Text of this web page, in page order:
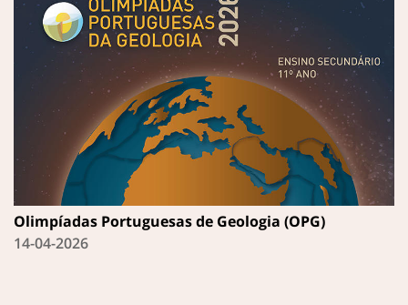
Olimpíadas Portuguesas de Geologia (OPG)
14-04-2026